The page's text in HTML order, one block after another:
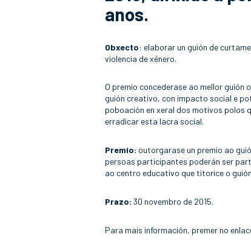
anos.
Obxecto: elaborar un guión de
violencia de xénero.
O premio concederase ao mellor
guión creativo, con impacto social e
poboación en xeral dos motivos polos
erradicar esta lacra social.
Premio: outorgarase un premio ao
persoas participantes poderán ser
ao centro educativo que titorice o
Prazo:30 novembro de 2015.
Para mais información, premer no